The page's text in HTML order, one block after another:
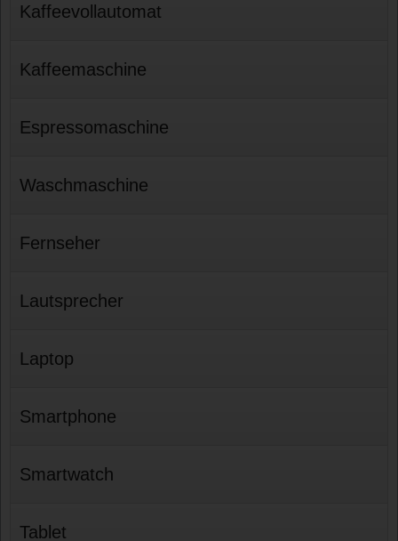
Kaffeevollautomat
Kaffeemaschine
Espressomaschine
Waschmaschine
Fernseher
Lautsprecher
Laptop
Smartphone
Smartwatch
Tablet